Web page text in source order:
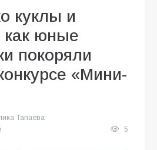
куклы и
как юные
покоряли
«Мини-
Тапаева
5